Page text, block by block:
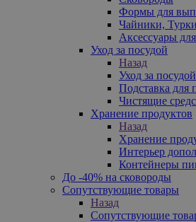
Формы для
Чайники, Турки
Аксессуары
Уход за посудой
Назад
Уход за посудой
Подставка для
Чистящие
Хранение продуктов
Назад
Хранение
Интерьер
Контейнеры
До -40% на сковороды
Сопутствующие товары
Назад
Сопутствующие